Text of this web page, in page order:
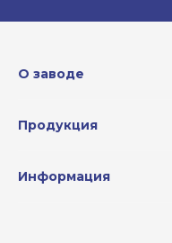
О заводе
Продукция
Информация